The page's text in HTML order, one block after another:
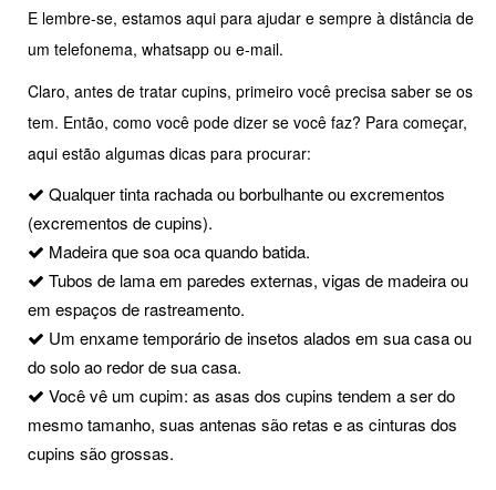
E lembre-se, estamos aqui para ajudar e sempre à distância de
um telefonema, whatsapp ou e-mail.
Claro, antes de tratar cupins, primeiro você precisa saber se os
tem. Então, como você pode dizer se você faz? Para começar,
aqui estão algumas dicas para procurar:
Qualquer tinta rachada ou borbulhante ou excrementos
(excrementos de cupins).
Madeira que soa oca quando batida.
Tubos de lama em paredes externas, vigas de madeira ou
em espaços de rastreamento.
Um enxame temporário de insetos alados em sua casa ou
do solo ao redor de sua casa.
Você vê um cupim: as asas dos cupins tendem a ser do
mesmo tamanho, suas antenas são retas e as cinturas dos
cupins são grossas.